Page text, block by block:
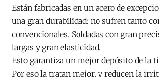
Están fabricadas en un acero de
una gran durabilidad: no sufren tanto
convencionales. Soldadas con gran
largas y gran elasticidad.
Esto garantiza un mejor depósito de la
Por eso la tratan mejor, y reducen la